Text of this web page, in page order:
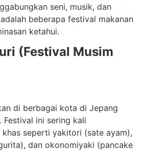
seni, musik, dan
beberapa festival makanan
ketahui.
(Festival Musim
di berbagai kota di Jepang
Festival ini sering kali
khas seperti yakitori (sate ayam),
dan okonomiyaki (pancake